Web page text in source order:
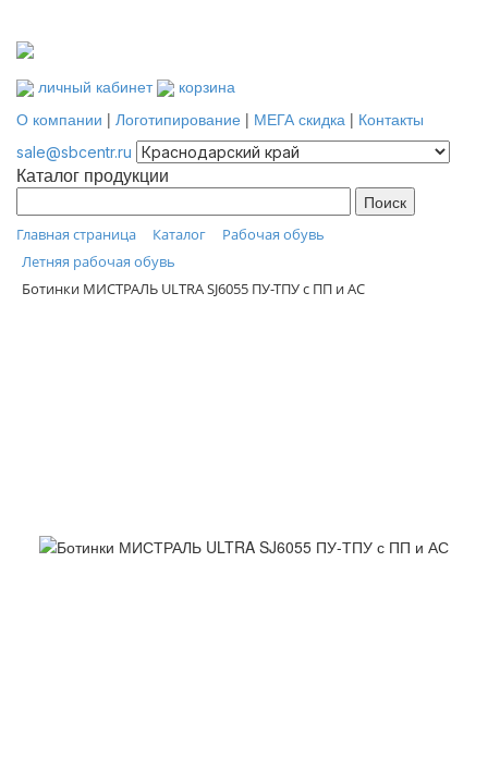
личный кабинет
корзина
О компании | Логотипирование | МЕГА скидка | Контакты
sale@sbcentr.ru
Каталог продукции
Главная страница Каталог
Рабочая обувь
Летняя рабочая обувь
Ботинки МИСТРАЛЬ ULTRA SJ6055 ПУ-ТПУ с ПП и АС